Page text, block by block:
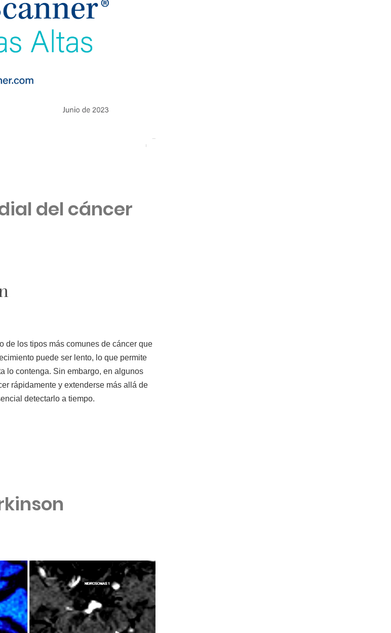
del cáncer
de los tipos más comunes de cáncer que
puede ser lento, lo que permite
lo contenga. Sin embargo, en algunos
rápidamente y extenderse más allá de
detectarlo a tiempo.
Día mundial del cáncer de próstata”